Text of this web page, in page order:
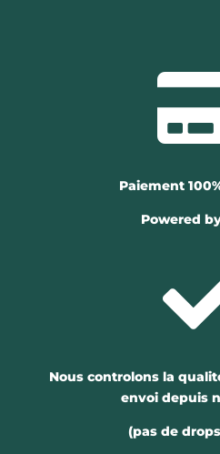
Paiement
Powered
Nous controlons la
envoi depuis
(pas de